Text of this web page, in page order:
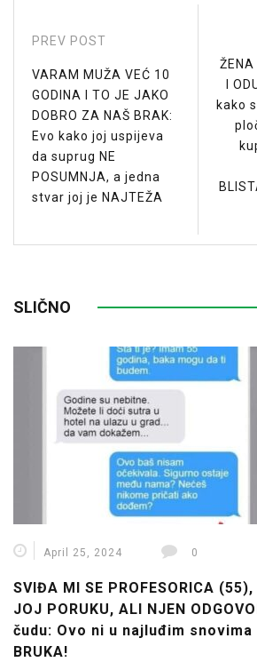
PREV POST
VARAM MUŽA VEĆ 10
GODINA I TO JE JAKO
DOBRO ZA NAŠ BRAK:
Evo kako joj uspijeva
da suprug NE
POSUMNJA, a jedna
stvar joj je NAJTEŽA
I
kako
SLIČNO
April 25, 2024 0
SVIĐA MI SE PROFESORICA
JOJ PORUKU, ALI NJEN
čudu: Ovo ni u najluđim
BRUKA!